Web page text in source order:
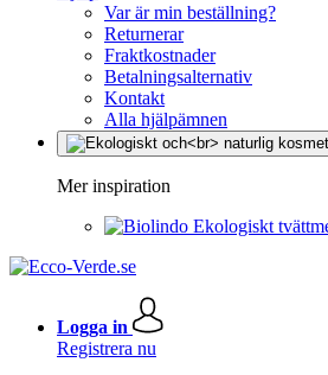
Var är min beställning?
Returnerar
Fraktkostnader
Betalningsalternativ
Kontakt
Alla hjälpämnen
Mer inspiration
Ekologiskt
Logga in
Registrera nu